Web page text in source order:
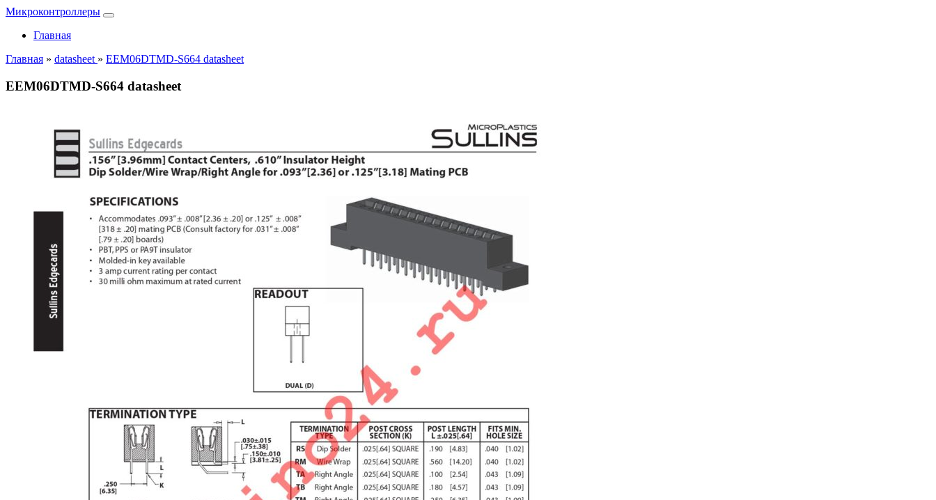
Микроконтроллеры
Главная
Главная » datasheet » EEM06DTMD-S664 datasheet
EEM06DTMD-S664 datasheet